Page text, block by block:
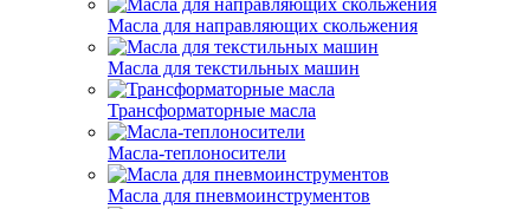
Масла для направляющих скольжения
Масла для текстильных машин
Трансформаторные масла
Масла-теплоносители
Масла для пневмоинструментов